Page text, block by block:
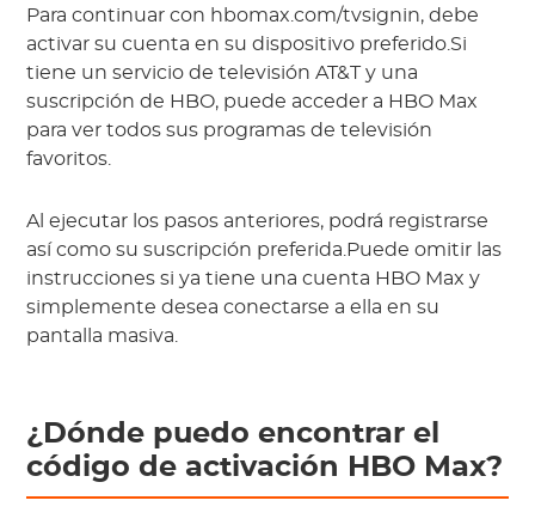
Para continuar con hbomax.com/tvsignin, debe
activar su cuenta en su dispositivo preferido.Si
tiene un servicio de televisión AT&T y una
suscripción de HBO, puede acceder a HBO Max
para ver todos sus programas de televisión
favoritos.
Al ejecutar los pasos anteriores, podrá registrarse
así como su suscripción preferida.Puede omitir las
instrucciones si ya tiene una cuenta HBO Max y
simplemente desea conectarse a ella en su
pantalla masiva.
¿Dónde puedo encontrar el
código de activación HBO Max?